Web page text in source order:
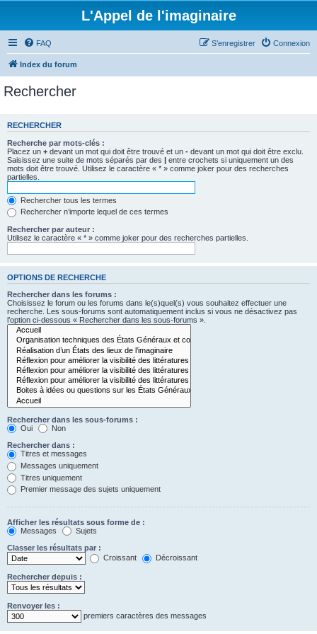
L'Appel de l'imaginaire
FAQ Connexion
S’enregistrer
Index du forum
Rechercher
RECHERCHER
Recherche par mots-clés :
Placez un + devant un mot qui doit être trouvé et un - devant un mot qui doit être exclu.
Saisissez une suite de mots séparés par des | entre crochets si uniquement un des
mots doit être trouvé. Utilisez le caractère « * » comme joker pour des recherches
partielles.
Rechercher tous les termes
Rechercher n’importe lequel de ces termes
Rechercher par auteur :
Utilisez le caractère « * » comme joker pour des recherches partielles.
OPTIONS DE RECHERCHE
Rechercher dans les forums :
Choisissez le forum ou les forums dans le(s)quel(s) vous souhaitez effectuer une
recherche. Les sous-forums sont automatiquement inclus si vous ne désactivez pas
l’option ci-dessous « Rechercher dans les sous-forums ».
Rechercher dans les sous-forums :
Oui
Non
Rechercher dans :
Titres et messages
Messages uniquement
Titres uniquement
Premier message des sujets uniquement
Afficher les résultats sous forme de :
Messages
Sujets
Classer les résultats par :
Croissant
Décroissant
Rechercher depuis :
Renvoyer les :
premiers caractères des messages